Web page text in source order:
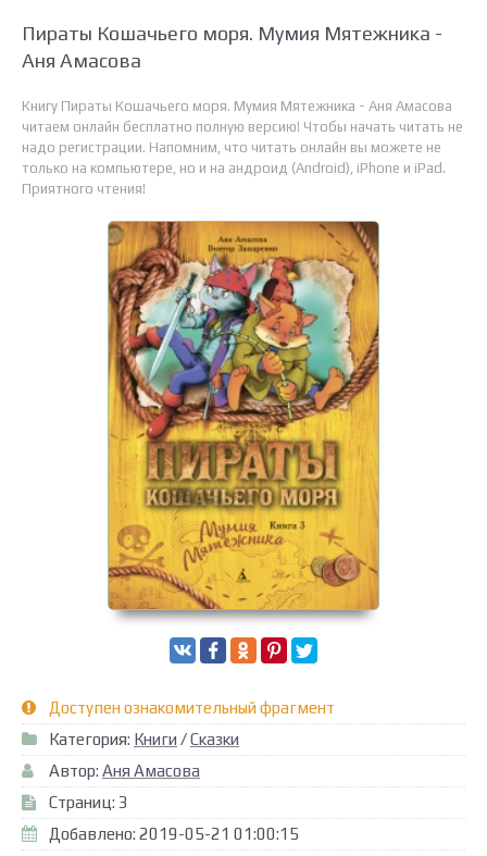
Пираты Кошачьего моря. Мумия Мятежника -
Аня Амасова
Книгу Пираты Кошачьего моря. Мумия Мятежника - Аня Амасова
читаем онлайн бесплатно полную версию! Чтобы начать читать не
надо регистрации. Напомним, что читать онлайн вы можете не
только на компьютере, но и на андроид (Android), iPhone и iPad.
Приятного чтения!
Доступен ознакомительный фрагмент
Категория: Книги /Сказки
Автор: Аня Амасова
Страниц: 3
Добавлено: 2019-05-21 01:00:15